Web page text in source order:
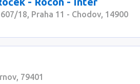
18, Praha 11 - Chodov, 14900
79401